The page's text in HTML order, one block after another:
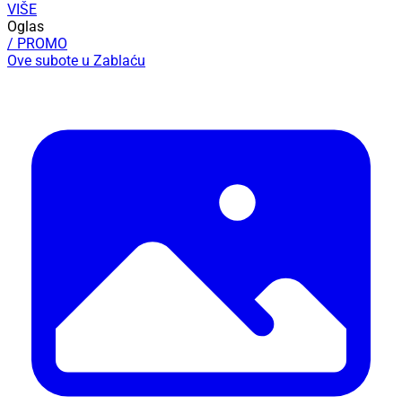
VIŠE
Oglas
/ PROMO
Ove subote u Zablaću